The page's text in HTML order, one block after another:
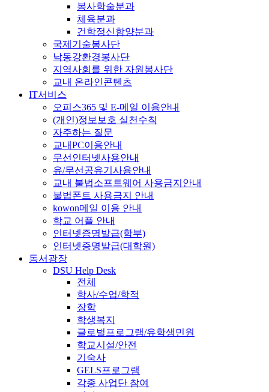
봉사학술분과
체육분과
건학정신함양분과
국제기술봉사단
낙동강환경봉사단
지역사회를 위한 자원봉사단
교내 온라인콘텐츠
IT서비스
오피스365 및 E-메일 이용안내
(개인)정보보호 실천수칙
자주하는 질문
교내PC이용안내
무선인터넷사용안내
유/무선공유기사용안내
교내 불법소프트웨어 사용금지안내
불법폰트 사용금지 안내
kowon메일 이용 안내
학교 어플 안내
인터넷증명발급(학부)
인터넷증명발급(대학원)
동서광장
DSU Help Desk
전체
학사/수업/학적
장학
학생복지
글로벌프로그램/유학생민원
학교시설/안전
기숙사
GELS프로그램
각종 사업단 참여